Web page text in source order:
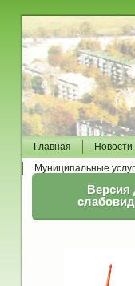
Главная Новости
Муниципальные
Версия